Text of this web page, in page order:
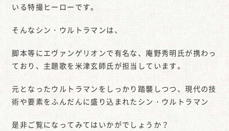
いる特撮ヒーローです。
そんなシン・ウルトラマンは、
脚本等にエヴァンゲリオンで有名な、庵野秀明氏が携わっ
ており、主題歌を米津玄師氏が担当しています。
元となったウルトラマンをしっかり踏襲しつつ、現代の技
術や要素をふんだんに盛り込まれたシン・ウルトラマン
是非ご覧になってみてはいかがでしょうか？